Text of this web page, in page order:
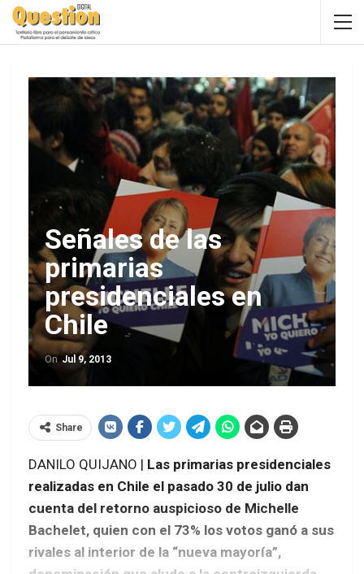
Señales de las
primarias
presidenciales en
Chile
On Jul 9, 2013
Share
DANILO QUIJANO | Las primarias presidenciales
realizadas en Chile el pasado 30 de julio dan
cuenta del retorno auspicioso de Michelle
Bachelet, quien con el 73% los votos ganó a sus
rivales al interior de la “nueva mayoría”,